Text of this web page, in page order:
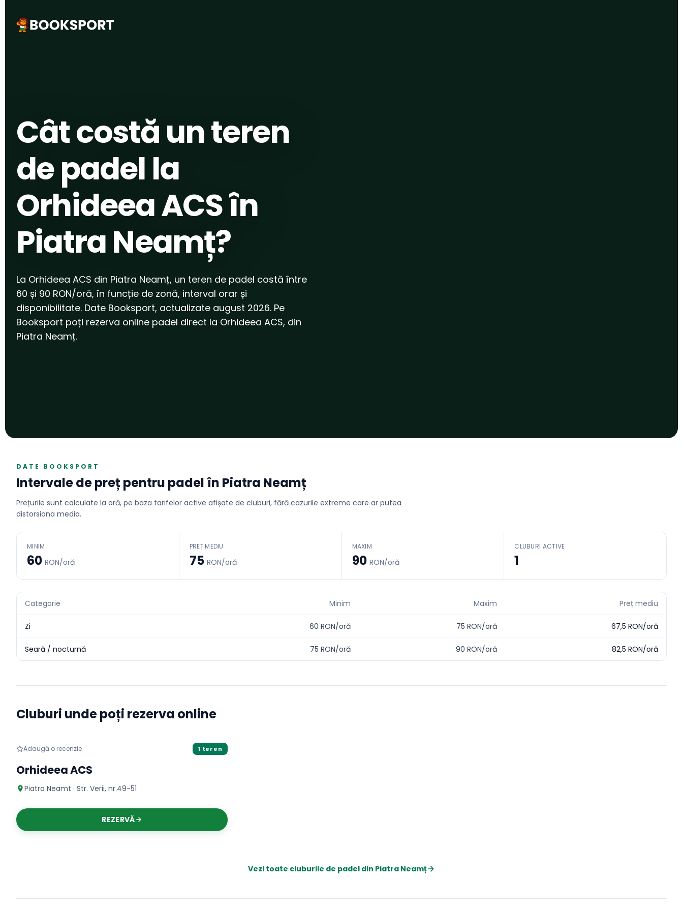
Cât costă un teren
de padel la
Orhideea ACS în
Piatra Neamț?
La Orhideea ACS din Piatra Neamț, un teren de padel costă între
60 și 90 RON/oră, în funcție de zonă, interval orar și
disponibilitate. Date Booksport, actualizate august 2026. Pe
Booksport poți rezerva online padel direct la Orhideea ACS, din
Piatra Neamț.
DATE BOOKSPORT
Intervale de preț pentru padel în Piatra Neamț
Prețurile sunt calculate la oră, pe baza tarifelor active afișate de cluburi, fără cazurile extreme care ar putea
distorsiona media.
MINIM
60 RON/oră
PREȚ MEDIU
75 RON/oră
MAXIM
90 RON/oră
CLUBURI ACTIVE
1
Categorie Minim Maxim Preț mediu
Zi 60 RON/oră 75 RON/oră 67,5 RON/oră
Seară / nocturnă 75 RON/oră 90 RON/oră 82,5 RON/oră
Cluburi unde poți rezerva online
Padel
Adaugă o recenzie 1 teren
Orhideea ACS
Piatra Neamt · Str. Verii, nr.49-51
REZERVĂ
Vezi toate cluburile de padel din Piatra Neamț